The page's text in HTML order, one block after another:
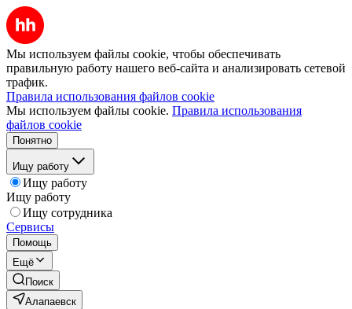
Мы используем файлы cookie, чтобы обеспечивать
правильную работу нашего веб-сайта и анализировать сетевой
трафик.
Правила использования файлов cookie
Мы используем файлы cookie. Правила использования
файлов cookie
Понятно
Ищу работу
Ищу работу
Ищу работу
Ищу сотрудника
Сервисы
Помощь
Ещё
Поиск
Алапаевск